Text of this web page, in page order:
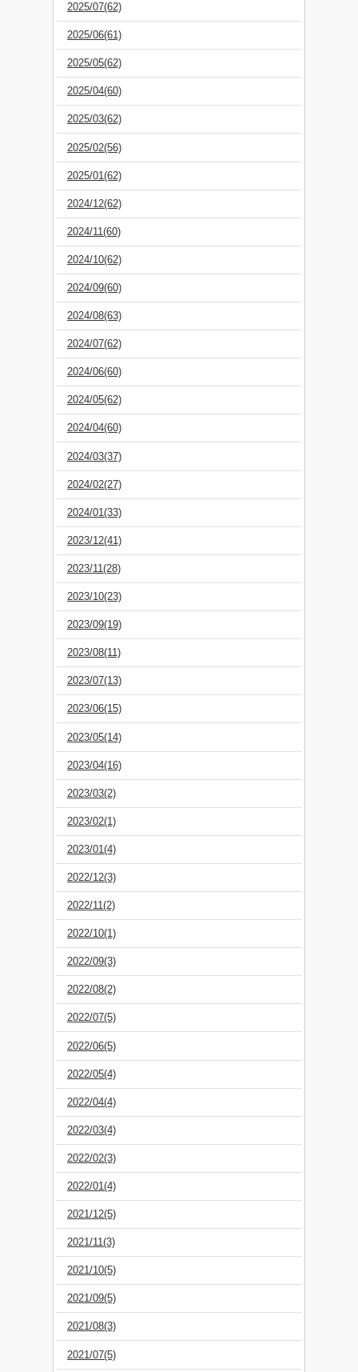
2025/07(62)
2025/06(61)
2025/05(62)
2025/04(60)
2025/03(62)
2025/02(56)
2025/01(62)
2024/12(62)
2024/11(60)
2024/10(62)
2024/09(60)
2024/08(63)
2024/07(62)
2024/06(60)
2024/05(62)
2024/04(60)
2024/03(37)
2024/02(27)
2024/01(33)
2023/12(41)
2023/11(28)
2023/10(23)
2023/09(19)
2023/08(11)
2023/07(13)
2023/06(15)
2023/05(14)
2023/04(16)
2023/03(2)
2023/02(1)
2023/01(4)
2022/12(3)
2022/11(2)
2022/10(1)
2022/09(3)
2022/08(2)
2022/07(5)
2022/06(5)
2022/05(4)
2022/04(4)
2022/03(4)
2022/02(3)
2022/01(4)
2021/12(5)
2021/11(3)
2021/10(5)
2021/09(5)
2021/08(3)
2021/07(5)